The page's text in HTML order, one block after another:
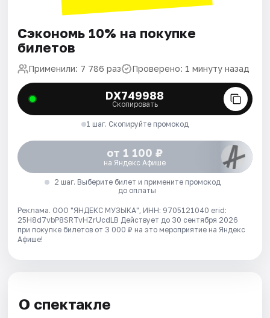
Сэкономь 10% на покупке
билетов
Применили: 7 786 раз Проверено: 1 минуту назад
DX749988
Скопировать
1 шаг. Скопируйте промокод
от 1 100 ₽
на Яндекс Афише
2 шаг. Выберите билет и примените промокод
до оплаты
Реклама. ООО "ЯНДЕКС МУЗЫКА", ИНН: 9705121040 erid:
25H8d7vbP8SRTvHZrUcdLB Действует до 30 сентября 2026
при покупке билетов от 3 000 ₽ на это мероприятие на Яндекс
Афише!
О спектакле